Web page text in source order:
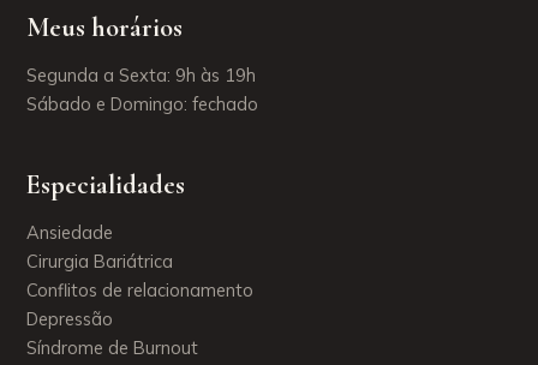
Meus horários
Segunda a Sexta: 9h às 19h
Sábado e Domingo: fechado
Especialidades
Ansiedade
Cirurgia Bariátrica
Conflitos de relacionamento
Depressão
Síndrome de Burnout